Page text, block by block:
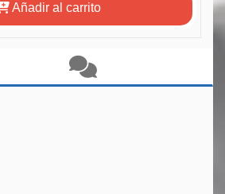
Añadir al carrito